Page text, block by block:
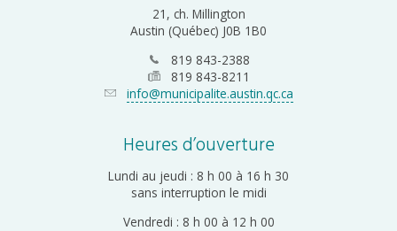
21, ch. Millington
Austin (Québec) J0B 1B0
819 843-2388
819 843-8211
info@municipalite.austin.qc.ca
Heures d’ouverture
Lundi au jeudi : 8 h 00 à 16 h 30
sans interruption le midi
Vendredi : 8 h 00 à 12 h 00